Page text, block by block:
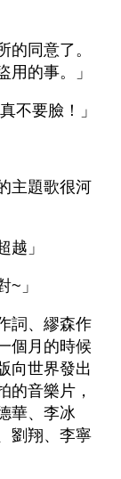
的同意了。
用的事。」
不要臉！」
主題歌很河
越」
~」
詞、繆森作
個月的時候
向世界發出
的音樂片，
華、李冰
劉翔、李寧